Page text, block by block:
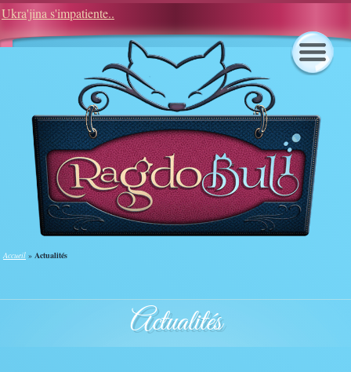
Notre élevage est aussi sur les réseaux :
Ukra'jina s'impatiente..
Accueil » Actualités
Actualités